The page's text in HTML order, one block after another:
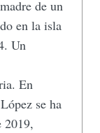
de un
en la isla
Un
En
se ha
2019,